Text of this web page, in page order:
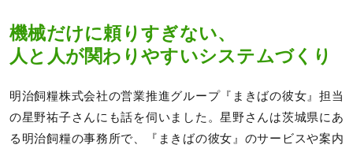
機械だけに頼りすぎない、
人と人が関わりやすいシステムづくり
明治飼糧株式会社の営業推進グループ『まきばの彼女』担当
の星野祐子さんにも話を伺いました。星野さんは茨城県にあ
る明治飼糧の事務所で、『まきばの彼女』のサービスや案内